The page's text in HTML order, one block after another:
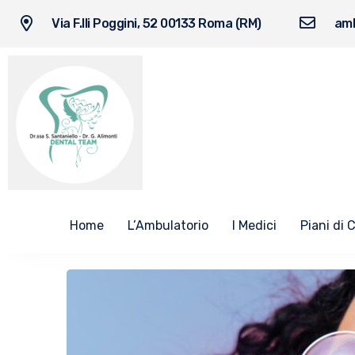
Via F.lli Poggini, 52 00133 Roma (RM)
Home L’Ambulatorio I Medici Piani di